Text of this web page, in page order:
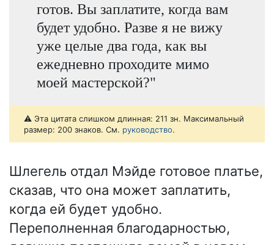
готов. Вы заплатите, когда вам
будет удобно. Разве я не вижу
уже целые два года, как вы
ежедневно проходите мимо
моей мастерской?"
⚠️ Эта цитата слишком длинная: 211 зн. Максимальный
размер: 200 знаков. См. руководство.
Шлегель отдал Мэйде готовое платье,
сказав, что она может заплатить,
когда ей будет удобно.
Переполненная благодарностью,